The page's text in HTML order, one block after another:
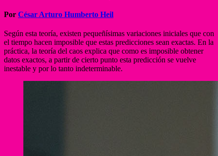
Por César Arturo Humberto Heil
Según esta teoría, existen pequeñísimas variaciones iniciales que con
el tiempo hacen imposible que estas predicciones sean exactas. En la
práctica, la teoría del caos explica que como es imposible obtener
datos exactos, a partir de cierto punto esta predicción se vuelve
inestable y por lo tanto indeterminable.